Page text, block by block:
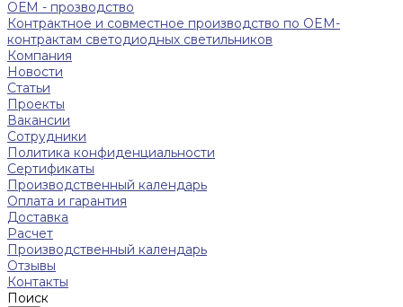
ОЕМ - прозводство
Контрактное и совместное производство по OEM-
контрактам светодиодных светильников
Компания
Новости
Статьи
Проекты
Вакансии
Сотрудники
Политика конфиденциальности
Сертификаты
Производственный календарь
Оплата и гарантия
Доставка
Расчет
Производственный календарь
Отзывы
Контакты
Поиск